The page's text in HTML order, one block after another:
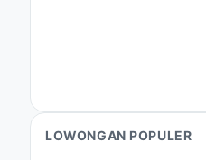
LOWONGAN POPULER